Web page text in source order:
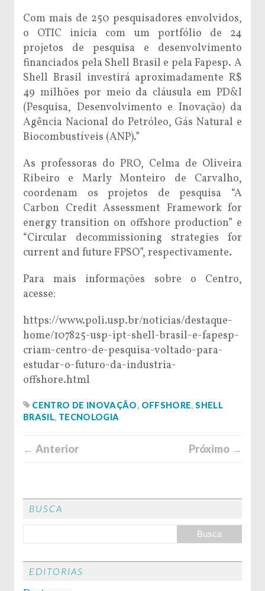
Com mais de 250 pesquisadores envolvidos,
o OTIC inicia com um portfólio de 24
projetos de pesquisa e desenvolvimento
financiados pela Shell Brasil e pela Fapesp. A
Shell Brasil investirá aproximadamente R$
49 milhões por meio da cláusula em PD&I
(Pesquisa, Desenvolvimento e Inovação) da
Agência Nacional do Petróleo, Gás Natural e
Biocombustíveis (ANP).”
As professoras do PRO, Celma de Oliveira
Ribeiro e Marly Monteiro de Carvalho,
coordenam os projetos de pesquisa “A
Carbon Credit Assessment Framework for
energy transition on offshore production” e
“Circular decommissioning strategies for
current and future FPSO”, respectivamente.
Para mais informações sobre o Centro,
acesse:
https://www.poli.usp.br/noticias/destaque-
home/107825-usp-ipt-shell-brasil-e-fapesp-
criam-centro-de-pesquisa-voltado-para-
estudar-o-futuro-da-industria-
offshore.html
CENTRO DE INOVAÇÃO, OFFSHORE,SHELL
BRASIL, TECNOLOGIA
← Anterior Próximo →
BUSCA
EDITORIAS